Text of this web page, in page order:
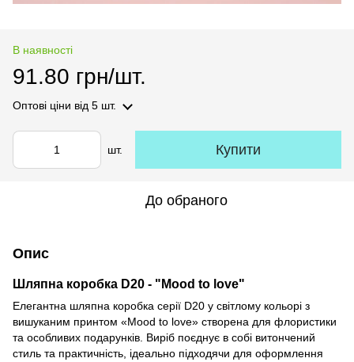
В наявності
91.80 грн/шт.
Оптові ціни від 5 шт.
шт. Купити
До обраного
Опис
Шляпна коробка D20 - "Mood to love"
Елегантна шляпна коробка серії D20 у світлому кольорі з
вишуканим принтом «Mood to love» створена для флористики
та особливих подарунків. Виріб поєднує в собі витончений
стиль та практичність, ідеально підходячи для оформлення